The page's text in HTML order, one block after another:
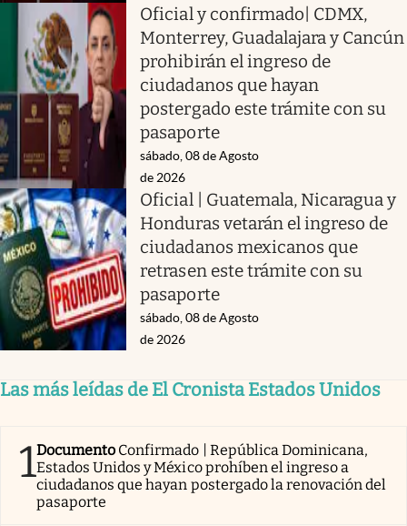
Oficial y confirmado| CDMX,
Monterrey, Guadalajara y Cancún
prohibirán el ingreso de
ciudadanos que hayan
postergado este trámite con su
pasaporte
sábado, 08 de Agosto
de 2026
Oficial | Guatemala, Nicaragua y
Honduras vetarán el ingreso de
ciudadanos mexicanos que
retrasen este trámite con su
pasaporte
sábado, 08 de Agosto
de 2026
Las más leídas de El Cronista Estados Unidos
1Documento Confirmado | República Dominicana,
Estados Unidos y México prohíben el ingreso a
ciudadanos que hayan postergado la renovación del
pasaporte